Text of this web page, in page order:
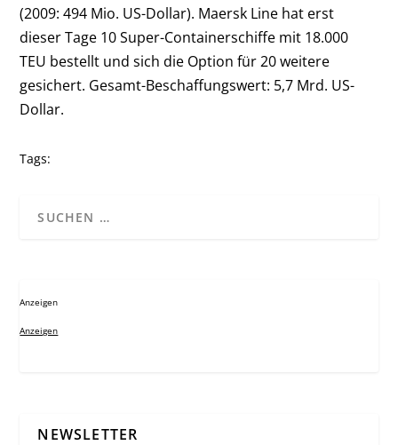
(2009: 494 Mio. US-Dollar). Maersk Line hat erst
dieser Tage 10 Super-Containerschiffe mit 18.000
TEU bestellt und sich die Option für 20 weitere
gesichert. Gesamt-Beschaffungswert: 5,7 Mrd. US-
Dollar.
Tags:
Anzeigen
Anzeigen
NEWSLETTER